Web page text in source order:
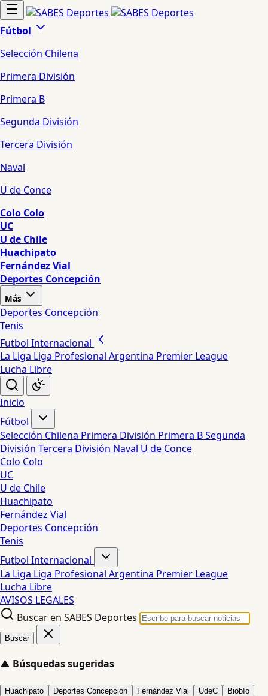
Fútbol
Selección Chilena
Primera División
Primera B
Segunda División
Tercera División
Naval
U de Conce
Colo Colo
UC
U de Chile
Huachipato
Fernández Vial
Deportes Concepción
Más
Deportes Concepción
Tenis
Futbol Internacional
La Liga Liga Profesional Argentina Premier League
Lucha Libre
Inicio
Fútbol
Selección Chilena Primera División Primera BSegunda
División Tercera División Naval U de Conce
Colo Colo
UC
U de Chile
Huachipato
Fernández Vial
Deportes Concepción
Tenis
Futbol Internacional
La Liga Liga Profesional Argentina Premier League
Lucha Libre
AVISOS LEGALES
Buscar en SABES Deportes
Buscar
▲ Búsquedas sugeridas
Huachipato Deportes Concepción Fernández Vial UdeC Biobío